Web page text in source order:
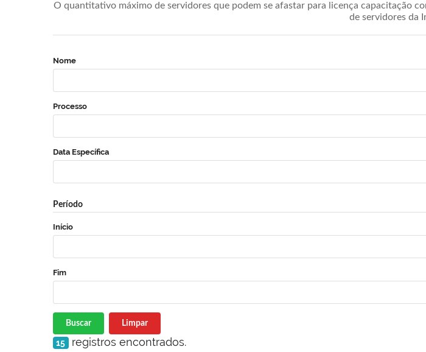
O quantitativo máximo de servidores que podem se afastar para licença capacitação
de servidores da
Nome
Processo
Data Específica
Período
Início
Fim
Buscar Limpar
15 registros encontrados.